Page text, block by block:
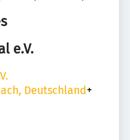
e.V.
Deutschland+